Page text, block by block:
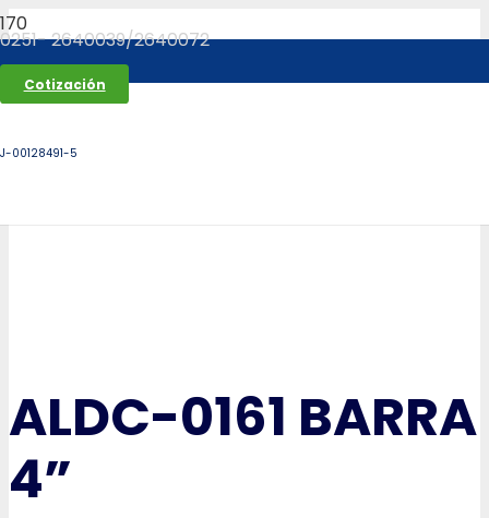
0251- 2640039/2640072
Cotización
J-00128491-5
ALDC-0161 BARRA
4”